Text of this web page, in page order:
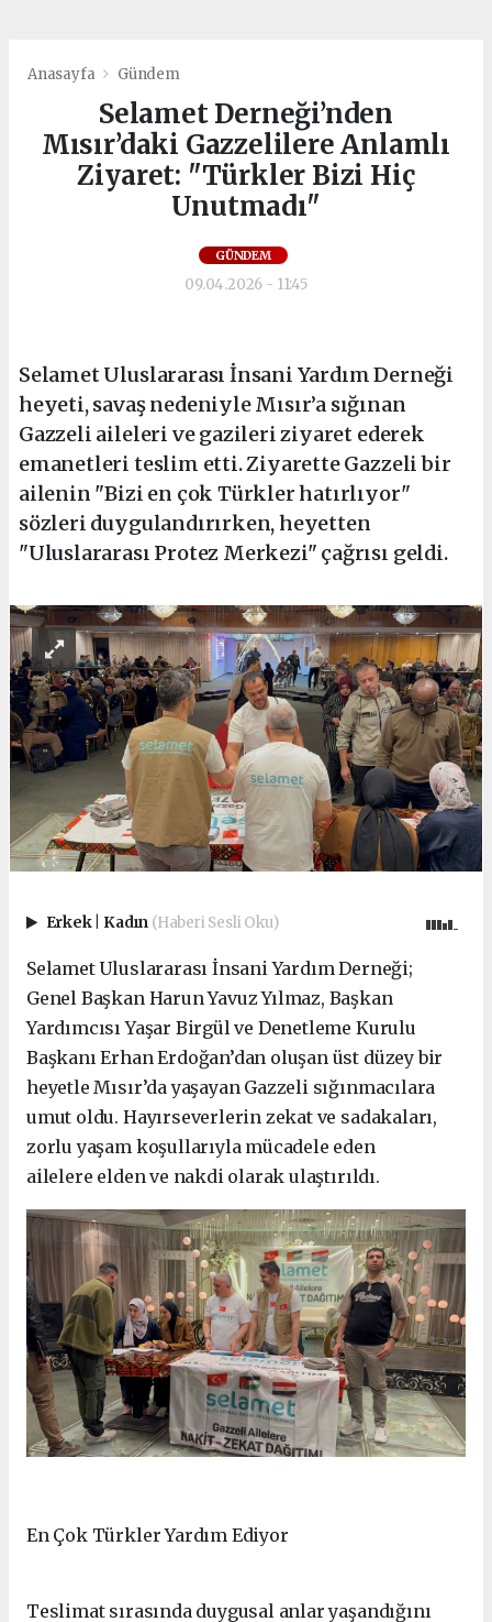
Anasayfa Gündem
Selamet Derneği’nden
Mısır’daki Gazzelilere Anlamlı
Ziyaret: "Türkler Bizi Hiç
Unutmadı"
GÜNDEM
09.04.2026 - 11:45
Selamet Uluslararası İnsani Yardım Derneği
heyeti, savaş nedeniyle Mısır’a sığınan
Gazzeli aileleri ve gazileri ziyaret ederek
emanetleri teslim etti. Ziyarette Gazzeli bir
ailenin "Bizi en çok Türkler hatırlıyor"
sözleri duygulandırırken, heyetten
"Uluslararası Protez Merkezi" çağrısı geldi.
Erkek Kadın (Haberi Sesli Oku)
Selamet Uluslararası İnsani Yardım Derneği;
Genel Başkan Harun Yavuz Yılmaz, Başkan
Yardımcısı Yaşar Birgül ve Denetleme Kurulu
Başkanı Erhan Erdoğan’dan oluşan üst düzey bir
heyetle Mısır’da yaşayan Gazzeli sığınmacılara
umut oldu. Hayırseverlerin zekat ve sadakaları,
zorlu yaşam koşullarıyla mücadele eden
ailelere elden ve nakdi olarak ulaştırıldı.
En Çok Türkler Yardım Ediyor
Teslimat sırasında duygusal anlar yaşandığını